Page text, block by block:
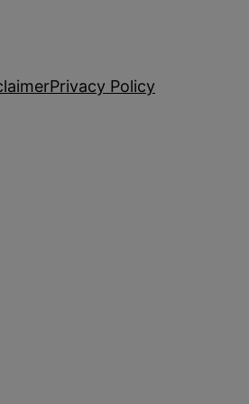
Privacy Policy